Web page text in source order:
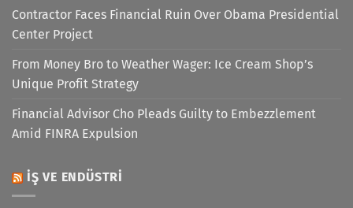
Contractor Faces Financial Ruin Over Obama Presidential
Center Project
From Money Bro to Weather Wager: Ice Cream Shop’s
Unique Profit Strategy
Financial Advisor Cho Pleads Guilty to Embezzlement
Amid FINRA Expulsion
İŞ VE ENDÜSTRI